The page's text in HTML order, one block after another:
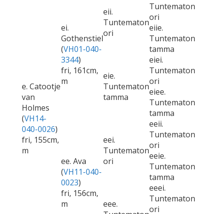
e. Catootje
van
Holmes
(VH14-
040-0026)
fri, 155cm,
m
ei.
Gothenstiel
(VH01-040-
3344)
fri, 161cm,
m
eii.
Tuntematon
ori
Tuntematon
ori
eiie.
Tuntematon
tamma
eie.
Tuntematon
tamma
eiei.
Tuntematon
ori
eiee.
Tuntematon
tamma
ee. Ava
(VH11-040-
0023)
fri, 156cm,
m
eei.
Tuntematon
ori
eeii.
Tuntematon
ori
eeie.
Tuntematon
tamma
eee.
eeei.
Tuntematon
ori